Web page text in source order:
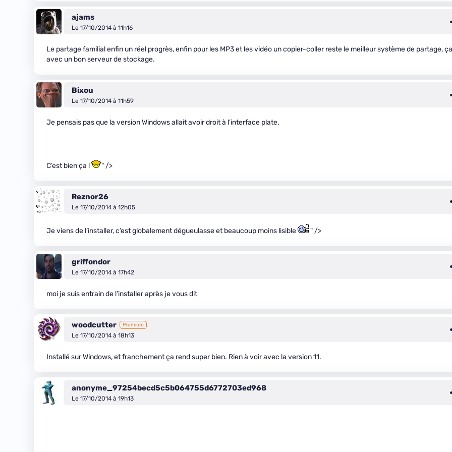
ajams
Le 17/10/2014 à 11h16
Le partage familial enfin un réel progrès, enfin pour les MP3 et les vidéo un copier-coller reste le meilleur système de partage, ça
avec un bon serveur de stockage.
Bixou
Le 17/10/2014 à 11h59
Je pensais pas que la version Windows allait avoir droit à l’interface plate.
C’est bien ça ! " />
Reznor26
Le 17/10/2014 à 12h05
Je viens de l’installer, c’est globalement dégueulasse et beaucoup moins lisible " />
griffondor
Le 17/10/2014 à 17h42
moi je suis entrain de l’installer après je vous dit
woodcutter Premium
Le 17/10/2014 à 18h13
Installé sur Windows, et franchement ça rend super bien. Rien à voir avec la version 11.
anonyme_97254becd5c5b064755d6772703ed968
Le 17/10/2014 à 19h13